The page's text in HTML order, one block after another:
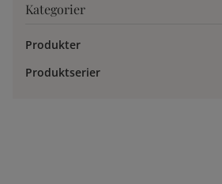
Kategorier
Produkter
Produktserier